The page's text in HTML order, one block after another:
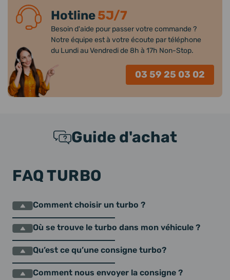
Hotline5J/7
Besoin d'aide pour passer votre commande ?
Notre équipe est à votre écoute par téléphone
du Lundi au Vendredi de 8h à 17h Non-Stop.
03 59 25 03 02
Guide d'achat
FAQ TURBO
Comment choisir un turbo ?
Où se trouve le turbo dans mon véhicule ?
Qu’est ce qu’une consigne turbo?
Comment nous envoyer la consigne ?